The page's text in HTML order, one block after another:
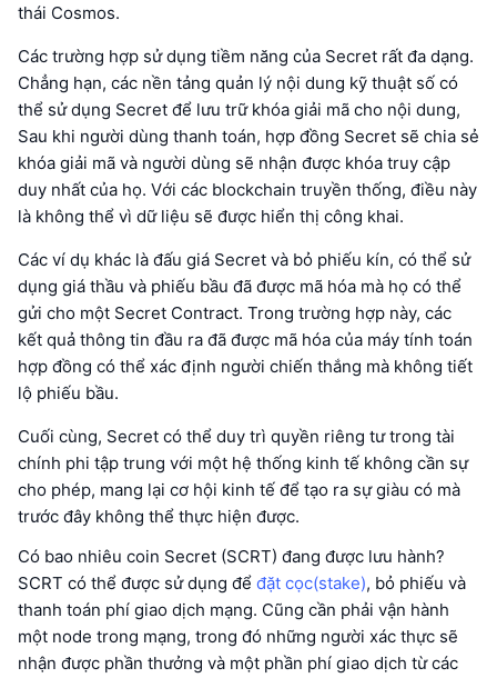
thái Cosmos.
Các trường hợp sử dụng tiềm năng của Secret rất đa dạng.
Chẳng hạn, các nền tảng quản lý nội dung kỹ thuật số có
thể sử dụng Secret để lưu trữ khóa giải mã cho nội dung,
Sau khi người dùng thanh toán, hợp đồng Secret sẽ chia sẻ
khóa giải mã và người dùng sẽ nhận được khóa truy cập
duy nhất của họ. Với các blockchain truyền thống, điều này
là không thể vì dữ liệu sẽ được hiển thị công khai.
Các ví dụ khác là đấu giá Secret và bỏ phiếu kín, có thể sử
dụng giá thầu và phiếu bầu đã được mã hóa mà họ có thể
gửi cho một Secret Contract. Trong trường hợp này, các
kết quả thông tin đầu ra đã được mã hóa của máy tính toán
hợp đồng có thể xác định người chiến thắng mà không tiết
lộ phiếu bầu.
Cuối cùng, Secret có thể duy trì quyền riêng tư trong tài
chính phi tập trung với một hệ thống kinh tế không cần sự
cho phép, mang lại cơ hội kinh tế để tạo ra sự giàu có mà
trước đây không thể thực hiện được.
Có bao nhiêu coin Secret (SCRT) đang được lưu hành?
SCRT có thể được sử dụng để đặt cọc(stake), bỏ phiếu và
thanh toán phí giao dịch mạng. Cũng cần phải vận hành
một node trong mạng, trong đó những người xác thực sẽ
nhận được phần thưởng và một phần phí giao dịch từ các